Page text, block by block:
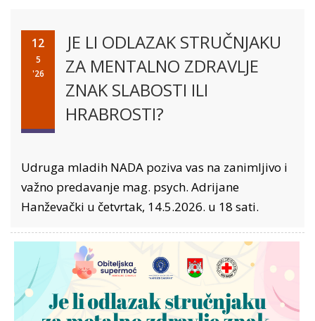
12
5
'26
JE LI ODLAZAK STRUČNJAKU
ZA MENTALNO ZDRAVLJE
ZNAK SLABOSTI ILI
HRABROSTI?
Udruga mladih NADA poziva vas na zanimljivo i
važno predavanje mag. psych. Adrijane
Hanževački u četvrtak, 14.5.2026. u 18 sati.